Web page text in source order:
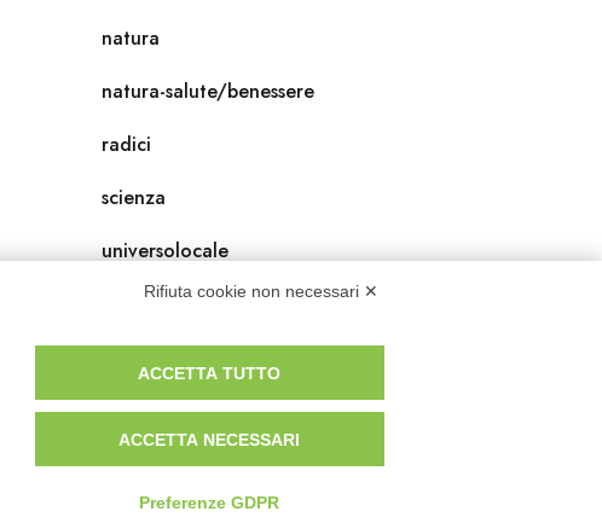
natura
natura-salute/benessere
radici
scienza
universolocale
viedellaseta
Rifiuta cookie non necessari ✕
ACCETTA TUTTO
ACCETTA NECESSARI
Preferenze GDPR